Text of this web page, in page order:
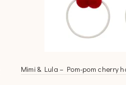
Mimi & Lula – Pom-pom cherry